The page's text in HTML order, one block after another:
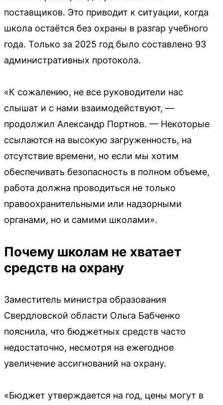
поставщиков. Это приводит к ситуации, когда
школа остаётся без охраны в разгар учебного
года. Только за 2025 год было составлено 93
административных протокола.
«К сожалению, не все руководители нас
слышат и с нами взаимодействуют, —
продолжил Александр Портнов. — Некоторые
ссылаются на высокую загруженность, на
отсутствие времени, но если мы хотим
обеспечивать безопасность в полном объеме,
работа должна проводиться не только
правоохранительными или надзорными
органами, но и самими школами».
Почему школам не хватает
средств на охрану
Заместитель министра образования
Свердловской области Ольга Бабченко
пояснила, что бюджетных средств часто
недостаточно, несмотря на ежегодное
увеличение ассигнований на охрану.
«Бюджет утверждается на год, цены могут в